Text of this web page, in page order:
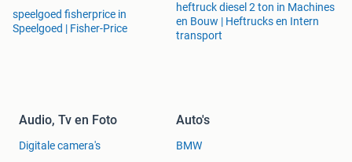
speelgoed fisherprice in
Speelgoed | Fisher-Price
heftruck diesel 2 ton in Machines
en Bouw | Heftrucks en Intern
transport
Audio, Tv en Foto
Digitale camera's
Auto's
BMW